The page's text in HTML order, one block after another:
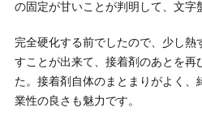
の固定が甘いことが判明して、文字
完全硬化する前でしたので、少し熱
すことが出来て、接着剤のあとを再
た。接着剤自体のまとまりがよく、
業性の良さも魅力です。